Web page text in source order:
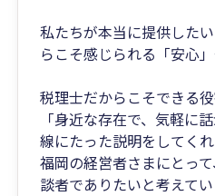
私たちが本当に提供した
らこそ感じられる「安心」
税理士だからこそできる役
「身近な存在で、気軽に
線にたった説明をしてくれ
福岡の経営者さまにとっ
談者でありたいと考えてい